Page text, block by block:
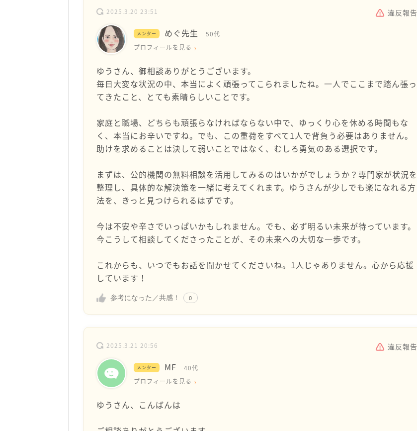
2025.3.20 23:51 違反報告
メンター めぐ先生
50代
プロフィールを見る
ゆうさん、御相談ありがとうございます。
毎日大変な状況の中、本当によく頑張ってこられましたね。一人でここまで踏ん張っ
てきたこと、とても素晴らしいことです。
家庭と職場、どちらも頑張らなければならない中で、ゆっくり心を休める時間もな
く、本当にお辛いですね。でも、この重荷をすべて1人で背負う必要はありません。
助けを求めることは決して弱いことではなく、むしろ勇気のある選択です。
まずは、公的機関の無料相談を活用してみるのはいかがでしょうか？専門家が状況を
整理し、具体的な解決策を一緒に考えてくれます。ゆうさんが少しでも楽になれる方
法を、きっと見つけられるはずです。
今は不安や辛さでいっぱいかもしれません。でも、必ず明るい未来が待っています。
今こうして相談してくださったことが、その未来への大切な一歩です。
これからも、いつでもお話を聞かせてくださいね。1人じゃありません。心から応援
しています！
参考になった／共感！ 0
2025.3.21 20:56 違反報告
メンター MF
40代
プロフィールを見る
ゆうさん、こんばんは